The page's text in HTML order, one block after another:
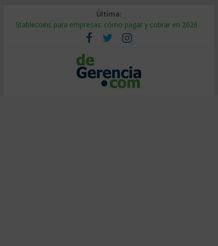
Última:
Stablecoins para empresas: cómo pagar y cobrar en 2026
Despido silencioso: qué es y por qué sale tan caro
IA en selección de personal: cómo auditarla a tiempo
Trabajo forzoso en la cadena de suministro: qué hacer
Mercado hispano de EE. UU.: cómo segmentarlo y venderle